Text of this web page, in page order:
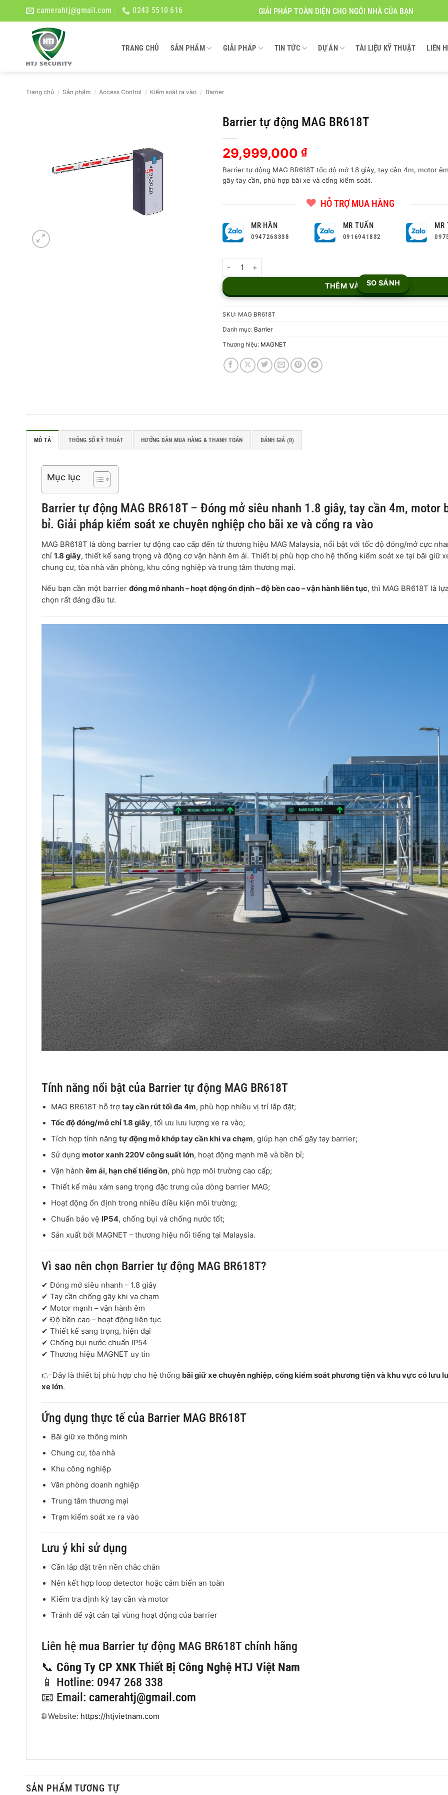
camerahtj@gmail.com 0243 5510 616 GIẢI PHÁP TOÀN DIỆN CHO NGÔI NHÀ CỦA BẠN
TRANG CHỦ SẢN PHẨM GIẢI PHÁP TIN TỨC DỰ ÁN TÀI LIỆU KỸ THUẬT LIÊN
Trang chủ / Sản phẩm / Access Control / Kiểm soát ra vào / Barrier
Barrier tự động MAG BR618T
29,999,000₫
Barrier tự động MAG BR618T tốc độ mở 1.8 giây, tay cần 4m, motor
gãy tay cần, phù hợp bãi xe và cổng kiểm soát.
HỖ TRỢ MUA HÀNG
MR HÂN
0947268338
MR TUẤN
0916941832
MR
Barrier tự động MAG BR618T số lượng
THÊM VÀO GIỎSO SÁNH
SKU: MAG BR618T
Danh mục: Barrier
Thương hiệu: MAGNET
MÔ TẢ THÔNG SỐ KỸ THUẬT HƯỚNG DẪN MUA HÀNG & THANH TOÁN ĐÁNH GIÁ (0)
Mục lục
Barrier tự động MAG BR618T – Đóng mở siêu nhanh 1.8 giây, tay cần 4m, motor
bỉ. Giải pháp kiểm soát xe chuyên nghiệp cho bãi xe và cổng ra vào
MAG BR618T là dòng barrier tự động cao cấp đến từ thương hiệu MAG Malaysia, nổi bật với tốc độ đóng/mở cực
chỉ 1.8 giây, thiết kế sang trọng và động cơ vận hành êm ái. Thiết bị phù hợp cho hệ thống kiểm soát xe tại bãi giữ
chung cư, tòa nhà văn phòng, khu công nghiệp và trung tâm thương mại.
Nếu bạn cần một barrier đóng mở nhanh – hoạt động ổn định – độ bền cao – vận hành liên tục, thì MAG BR618T là
chọn rất đáng đầu tư.
Tính năng nổi bật của Barrier tự động MAG BR618T
MAG BR618T hỗ trợtay cần rút tối đa 4m, phù hợp nhiều vị trí lắp đặt;
Tốc độ đóng/mở chỉ 1.8 giây, tối ưu lưu lượng xe ra vào;
Tích hợp tính năngtự động mở khớp tay cần khi va chạm, giúp hạn chế gãy tay barrier;
Sử dụng motor xanh 220V công suất lớn, hoạt động mạnh mẽ và bền bỉ;
Vận hànhêm ái, hạn chế tiếng ồn, phù hợp môi trường cao cấp;
Thiết kế màu xám sang trọng đặc trưng của dòng barrier MAG;
Hoạt động ổn định trong nhiều điều kiện môi trường;
Chuẩn bảo vệ IP54, chống bụi và chống nước tốt;
Sản xuất bởi MAGNET – thương hiệu nổi tiếng tại Malaysia.
Vì sao nên chọn Barrier tự động MAG BR618T?
✔ Đóng mở siêu nhanh – 1.8 giây
✔ Tay cần chống gãy khi va chạm
✔ Motor mạnh – vận hành êm
✔ Độ bền cao – hoạt động liên tục
✔ Thiết kế sang trọng, hiện đại
✔ Chống bụi nước chuẩn IP54
✔ Thương hiệu MAGNET uy tín
👉 Đây là thiết bị phù hợp cho hệ thống bãi giữ xe chuyên nghiệp, cổng kiểm soát phương tiện và khu vực có lưu
xe lớn.
Ứng dụng thực tế của Barrier MAG BR618T
Bãi giữ xe thông minh
Chung cư, tòa nhà
Khu công nghiệp
Văn phòng doanh nghiệp
Trung tâm thương mại
Trạm kiểm soát xe ra vào
Lưu ý khi sử dụng
Cần lắp đặt trên nền chắc chắn
Nên kết hợp loop detector hoặc cảm biến an toàn
Kiểm tra định kỳ tay cần và motor
Tránh để vật cản tại vùng hoạt động của barrier
Liên hệ mua Barrier tự động MAG BR618T chính hãng
📞 Công Ty CP XNK Thiết Bị Công Nghệ HTJ Việt Nam
📱 Hotline: 0947 268 338
📧 Email: camerahtj@gmail.com
🌐 Website: https://htjvietnam.com
SẢN PHẨM TƯƠNG TỰ